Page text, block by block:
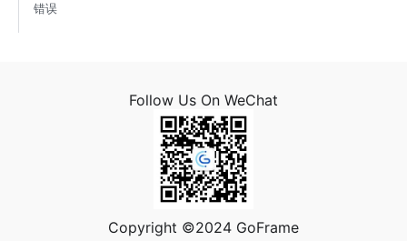
错误
Follow Us On WeChat
Copyright ©2024 GoFrame